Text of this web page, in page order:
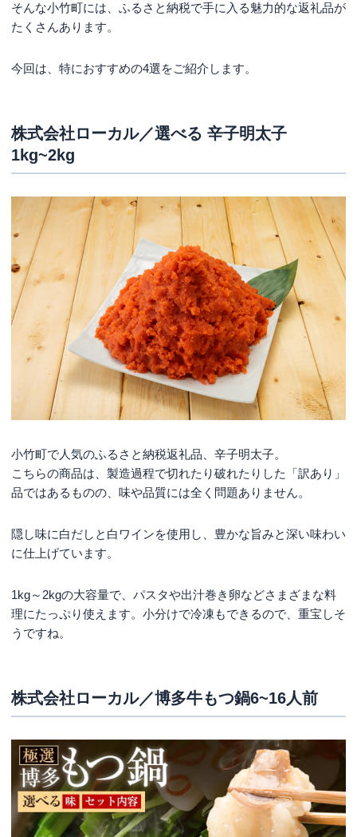
そんな小竹町には、ふるさと納税で手に入る魅力的な返礼品が
たくさんあります。
今回は、特におすすめの4選をご紹介します。
株式会社ローカル／選べる 辛子明太子
1kg~2kg
小竹町で人気のふるさと納税返礼品、辛子明太子。
こちらの商品は、製造過程で切れたり破れたりした「訳あり」
品ではあるものの、味や品質には全く問題ありません。
隠し味に白だしと白ワインを使用し、豊かな旨みと深い味わい
に仕上げています。
1kg～2kgの大容量で、パスタや出汁巻き卵などさまざまな料
理にたっぷり使えます。小分けで冷凍もできるので、重宝しそ
うですね。
株式会社ローカル／博多牛もつ鍋6~16人前